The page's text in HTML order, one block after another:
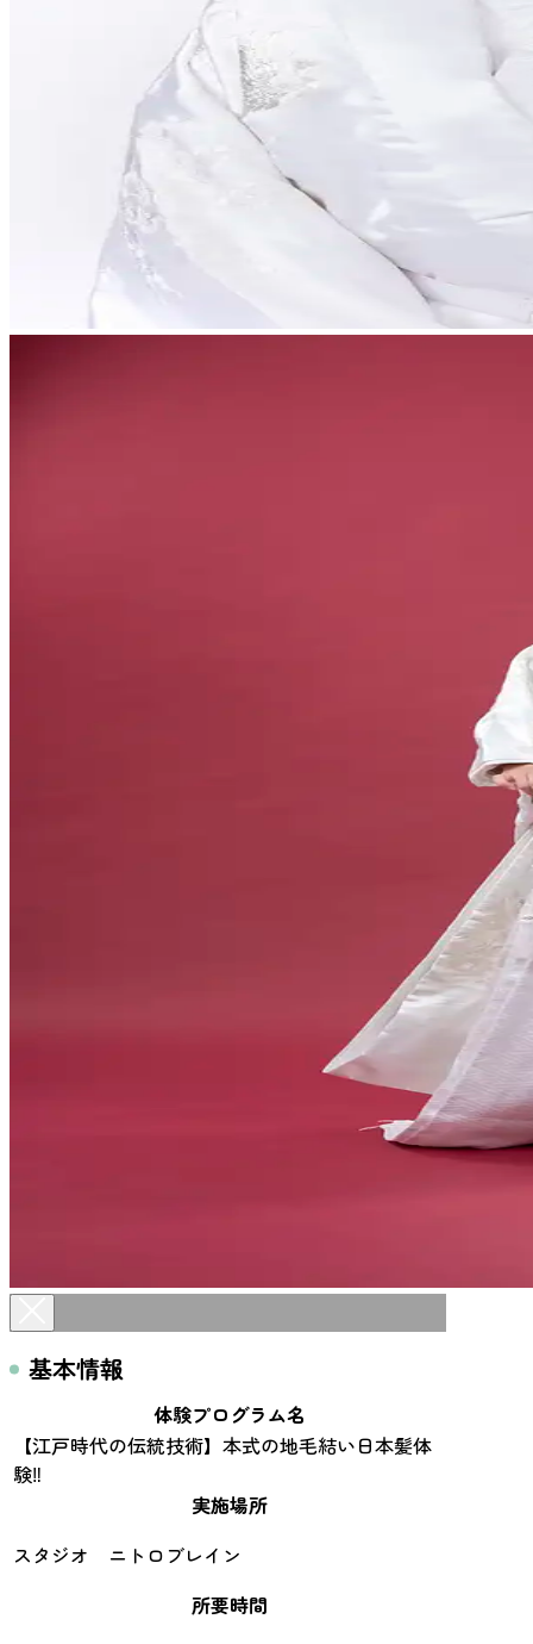
基本情報
体験プログラム名
【江戸時代の伝統技術】本式の地毛結い日本髪体
験‼
実施場所
スタジオ ニトロブレイン
所要時間